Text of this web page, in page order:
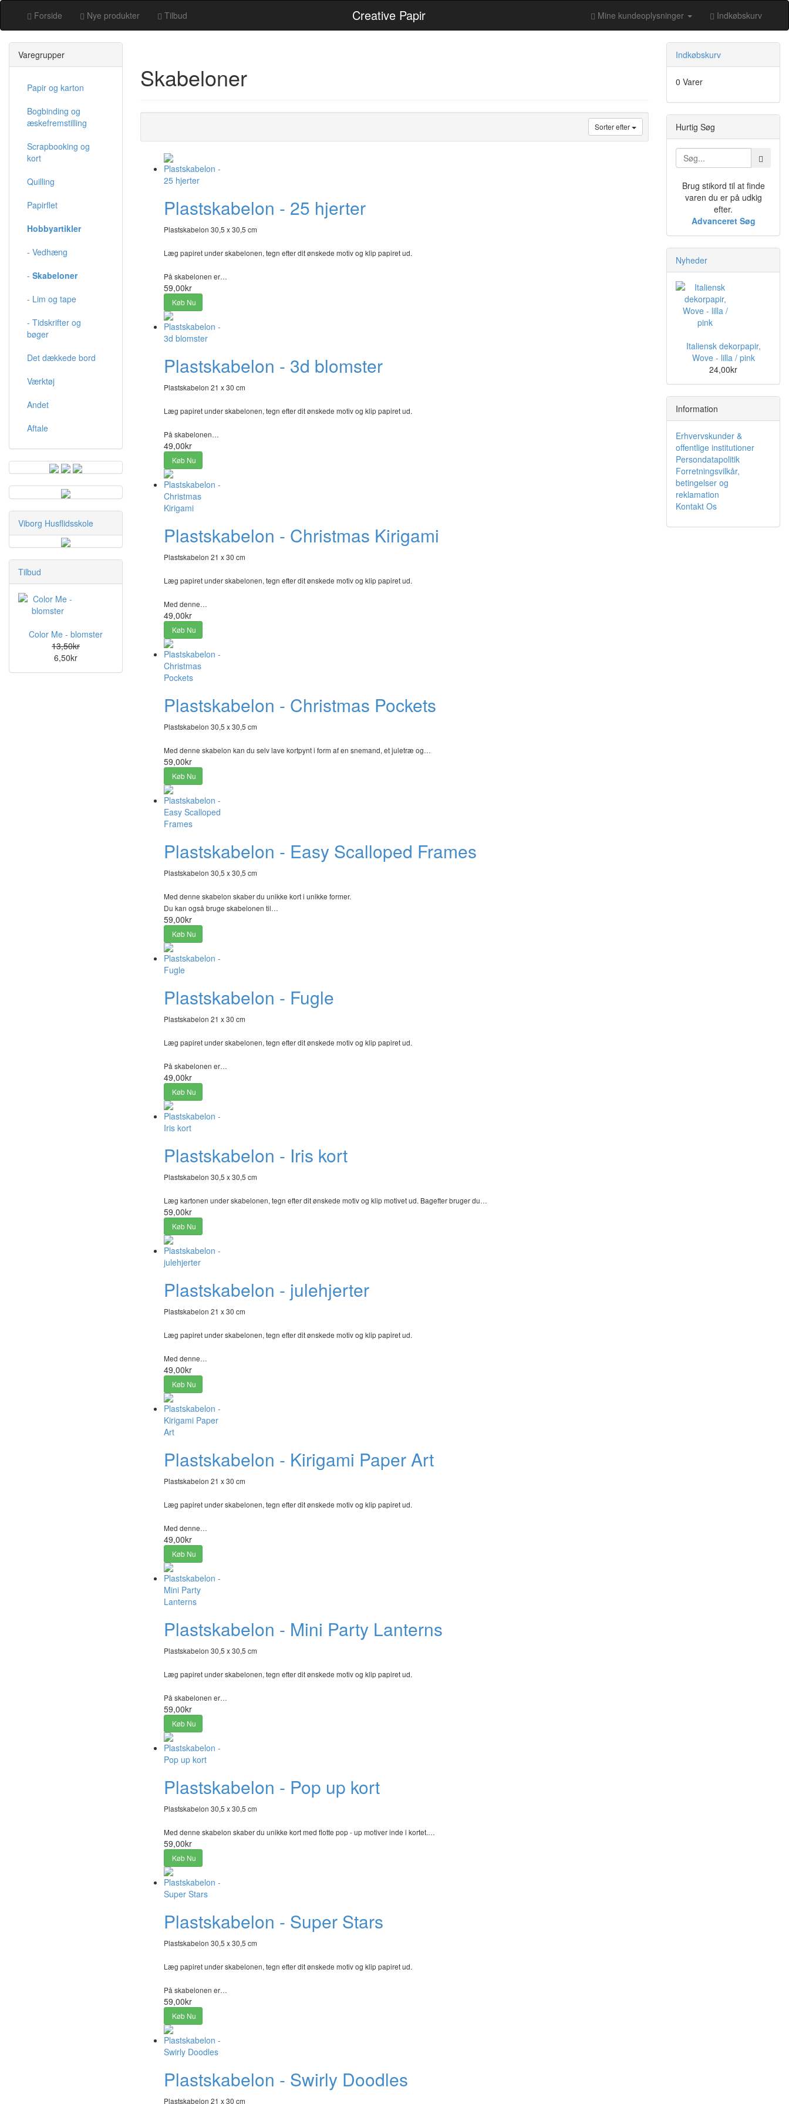
Forside Nye produkter Tilbud Mine kundeoplysninger Indkøbskurv
Creative Papir
Skabeloner
Sorter efter
Plastskabelon - 25 hjerter
Plastskabelon 30,5 x 30,5 cm
Læg papiret under skabelonen, tegn efter dit ønskede motiv og klip papiret ud.
På skabelonen er…
59,00kr
Køb Nu
Plastskabelon - 3d blomster
Plastskabelon 21 x 30 cm
Læg papiret under skabelonen, tegn efter dit ønskede motiv og klip papiret ud.
På skabelonen…
49,00kr
Køb Nu
Plastskabelon - Christmas Kirigami
Plastskabelon 21 x 30 cm
Læg papiret under skabelonen, tegn efter dit ønskede motiv og klip papiret ud.
Med denne…
49,00kr
Køb Nu
Plastskabelon - Christmas Pockets
Plastskabelon 30,5 x 30,5 cm
Med denne skabelon kan du selv lave kortpynt i form af en snemand, et juletræ og…
59,00kr
Køb Nu
Plastskabelon - Easy Scalloped Frames
Plastskabelon 30,5 x 30,5 cm
Med denne skabelon skaber du unikke kort i unikke former.
Du kan også bruge skabelonen til…
59,00kr
Køb Nu
Plastskabelon - Fugle
Plastskabelon 21 x 30 cm
Læg papiret under skabelonen, tegn efter dit ønskede motiv og klip papiret ud.
På skabelonen er…
49,00kr
Køb Nu
Plastskabelon - Iris kort
Plastskabelon 30,5 x 30,5 cm
Læg kartonen under skabelonen, tegn efter dit ønskede motiv og klip motivet ud. Bagefter bruger du…
59,00kr
Køb Nu
Plastskabelon - julehjerter
Plastskabelon 21 x 30 cm
Læg papiret under skabelonen, tegn efter dit ønskede motiv og klip papiret ud.
Med denne…
49,00kr
Køb Nu
Plastskabelon - Kirigami Paper Art
Plastskabelon 21 x 30 cm
Læg papiret under skabelonen, tegn efter dit ønskede motiv og klip papiret ud.
Med denne…
49,00kr
Køb Nu
Plastskabelon - Mini Party Lanterns
Plastskabelon 30,5 x 30,5 cm
Læg papiret under skabelonen, tegn efter dit ønskede motiv og klip papiret ud.
På skabelonen er…
59,00kr
Køb Nu
Plastskabelon - Pop up kort
Plastskabelon 30,5 x 30,5 cm
Med denne skabelon skaber du unikke kort med flotte pop - up motiver inde i kortet.…
59,00kr
Køb Nu
Plastskabelon - Super Stars
Plastskabelon 30,5 x 30,5 cm
Læg papiret under skabelonen, tegn efter dit ønskede motiv og klip papiret ud.
På skabelonen er…
59,00kr
Køb Nu
Plastskabelon - Swirly Doodles
Plastskabelon 21 x 30 cm
Varegrupper
Papir og karton
Bogbinding og
æskefremstilling
Scrapbooking og
kort
Quilling
Papirflet
Hobbyartikler
- Vedhæng
- Skabeloner
- Lim og tape
- Tidskrifter og
bøger
Det dækkede bord
Værktøj
Andet
Aftale
Viborg Husflidsskole
Tilbud
Color Me - blomster
13,50kr
6,50kr
Indkøbskurv
0 Varer
Hurtig Søg
Brug stikord til at finde
varen du er på udkig
efter.
Advanceret Søg
Nyheder
Italiensk dekorpapir,
Wove - lilla / pink
24,00kr
Information
Erhvervskunder &
offentlige institutioner
Persondatapolitik
Forretningsvilkår,
betingelser og
reklamation
Kontakt Os